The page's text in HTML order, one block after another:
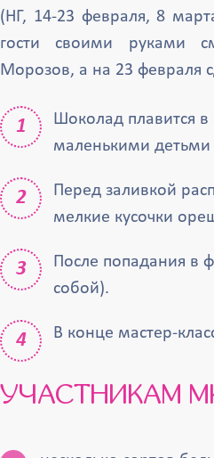
(НГ, 14-23 февраля, 8
гости своими руками
Морозов, а на 23 февраля
Шоколад плавится
маленькими детьми
Перед заливкой
мелкие кусочки
После попадания в
собой).
В конце мастер-
УЧАСТНИКАМ